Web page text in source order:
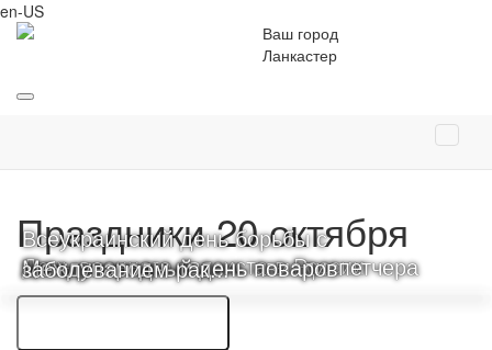
en-US
Ваш город
Ланкастер
Праздники 20 октября
День военного связиста в России
Международный день авиадиспетчера
Международный день поваров
Всеукраинский день борьбы с
заболеванием рак...